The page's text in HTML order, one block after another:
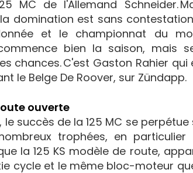
MC de l'Allemand Schneider.
domination est sans
et le championnat du
bien la saison, mais
chances. C'est Gaston Rahier
le Belge De Roover, sur Zündapp.
ouverte
le succès de la 125 MC se
trophées, en particulier
la 125 KS modèle de route,
cycle et le même bloc-moteur